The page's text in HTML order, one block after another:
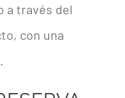
a través del
con una